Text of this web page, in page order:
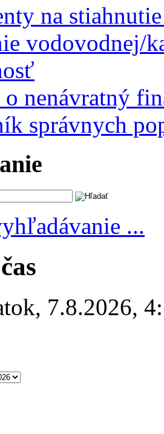
na
vodovodnej/
nenávratný
správnych
...
, 7.8.2026,